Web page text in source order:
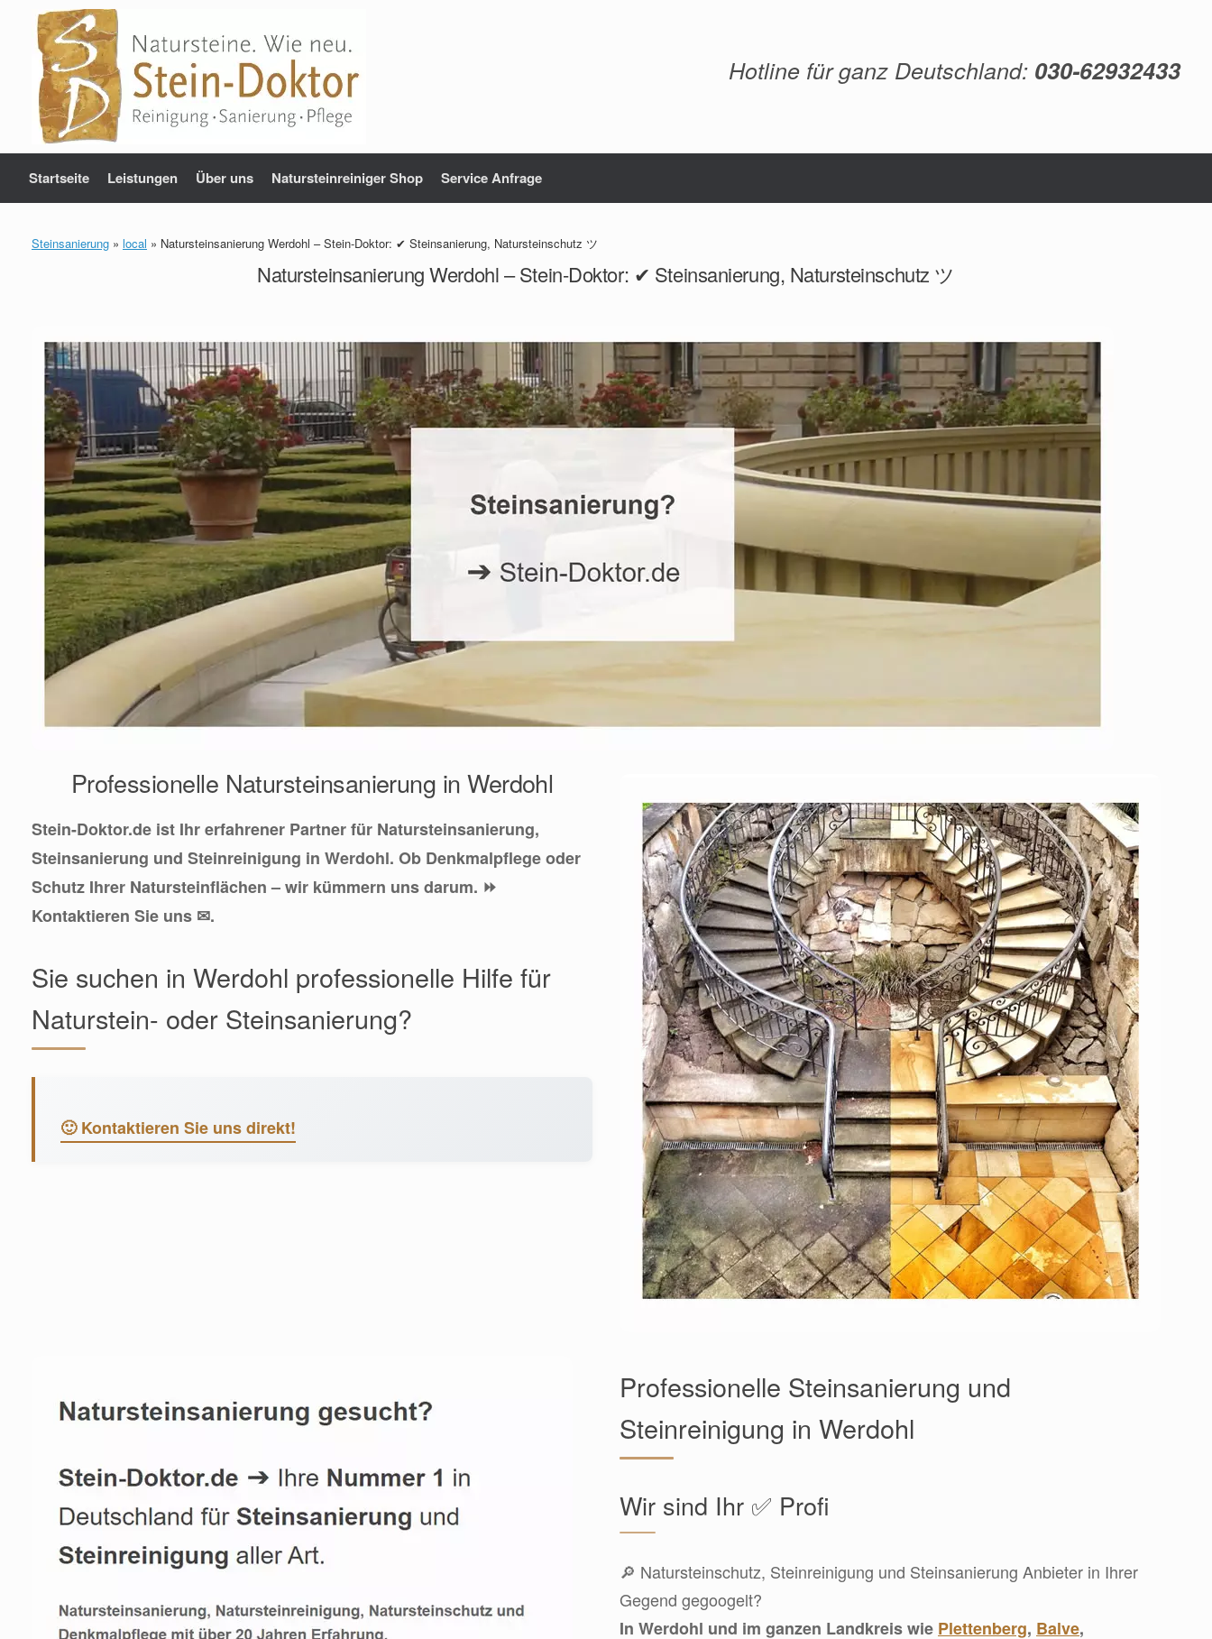
springen
Hotline für ganz Deutschland: 030-62932433
Startseite Leistungen Über uns Natursteinreiniger Shop Service Anfrage
Steinsanierung » local » Natursteinsanierung Werdohl – Stein-Doktor: ✔ Steinsanierung, Natursteinschutz ツ
Natursteinsanierung Werdohl – Stein-Doktor: ✔ Steinsanierung, Natursteinschutz ツ
Professionelle Natursteinsanierung in Werdohl
Stein-Doktor.de ist Ihr erfahrener Partner für Natursteinsanierung,
Steinsanierung und Steinreinigung in Werdohl. Ob Denkmalpflege oder
Schutz Ihrer Natursteinflächen – wir kümmern uns darum. ⏩
Kontaktieren Sie uns ✉.
Sie suchen in Werdohl professionelle Hilfe für
Naturstein- oder Steinsanierung?
🙂 Kontaktieren Sie uns direkt!
Professionelle Steinsanierung und
Steinreinigung in Werdohl
Wir sind Ihr ✅ Profi
🔎 Natursteinschutz, Steinreinigung und Steinsanierung Anbieter in Ihrer
Gegend gegoogelt?
In Werdohl und im ganzen Landkreis wie Plettenberg, Balve,